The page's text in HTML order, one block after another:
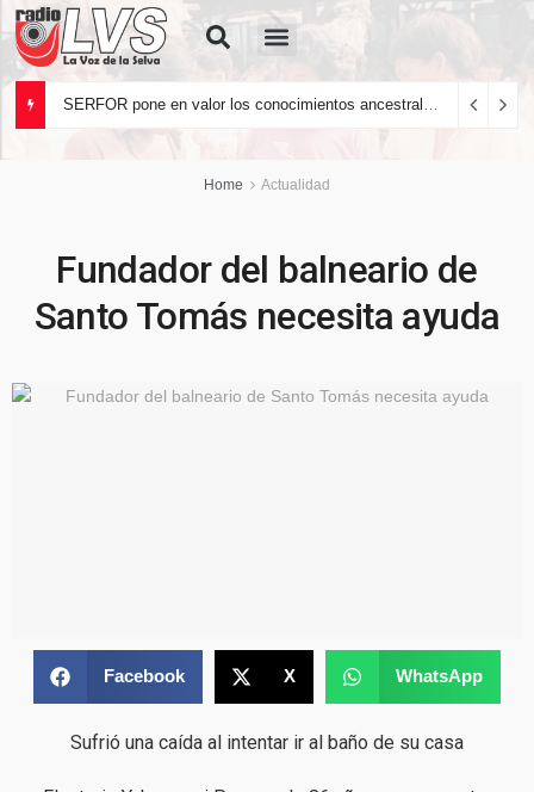
Home Actualidad
Fundador del balneario de
Santo Tomás necesita ayuda
Facebook X WhatsApp
Sufrió una caída al intentar ir al baño de su casa